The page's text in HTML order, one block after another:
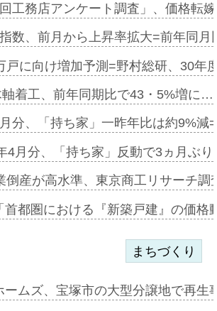
工務店アンケート調査」、価格転
数、前月から上昇率拡大=前年同
戸に向け増加予測=野村総研、30年
着工、前年同期比で43・5%増に…
分、「持ち家」一昨年比は約9%
4月分、「持ち家」反動で3ヵ月ぶ
倒産が高水準、東京商工リサーチ
首都圏における『新築戸建』の価
まちづくり
ームズ、宝塚市の大型分譲地で再